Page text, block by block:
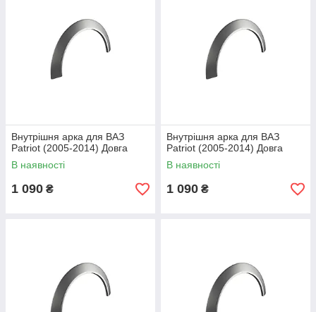
Внутрішня арка для ВАЗ
Patriot (2005-2014) Довга
В наявності
1 090 ₴
Внутрішня арка для ВАЗ
Patriot (2005-2014) Довга
В наявності
1 090 ₴